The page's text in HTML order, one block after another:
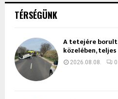
TÉRSÉGÜNK
A tetejére borult
közelében,
2026.08.08. 0